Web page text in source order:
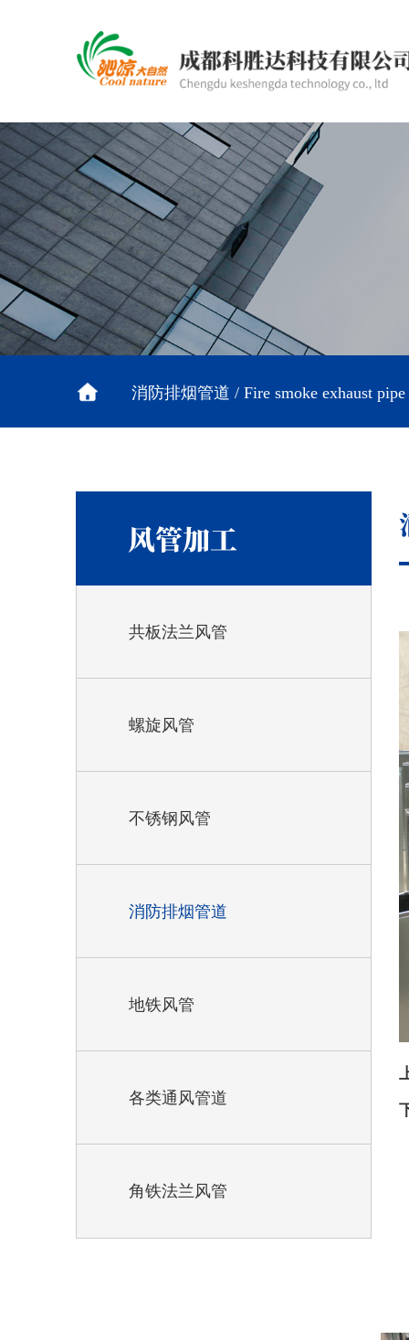
消防排烟管道 / Fire smoke exhaust pipe
风管加工
共板法兰风管
螺旋风管
不锈钢风管
消防排烟管道
地铁风管
各类通风管道
角铁法兰风管